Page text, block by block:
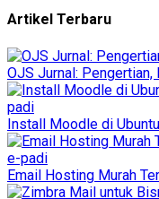
Artikel Terbaru
OJS Jurnal: Pengertian,
Install Moodle di
Email Hosting Murah